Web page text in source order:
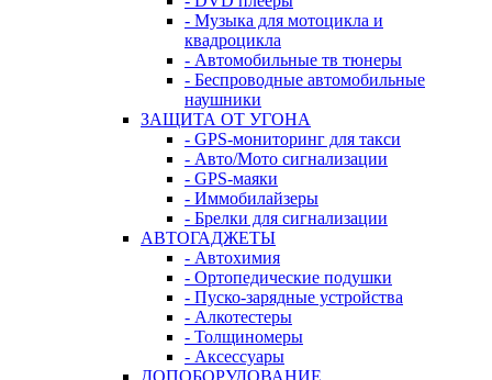
- Музыка для мотоцикла и
квадроцикла
- Автомобильные тв тюнеры
- Беспроводные автомобильные
наушники
ЗАЩИТА ОТ УГОНА
- GPS-мониторинг для такси
- Авто/Мото сигнализации
- GPS-маяки
- Иммобилайзеры
- Брелки для сигнализации
АВТОГАДЖЕТЫ
- Автохимия
- Ортопедические подушки
- Пуско-зарядные устройства
- Алкотестеры
- Толщиномеры
- Аксессуары
ДОПОБОРУДОВАНИЕ